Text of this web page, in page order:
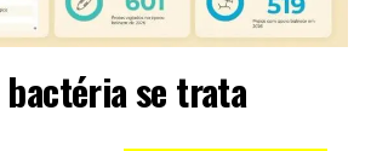
bactéria se trata